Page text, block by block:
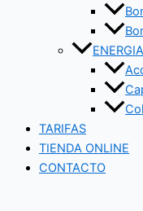
TARIFAS
TIENDA ONLINE
CONTACTO